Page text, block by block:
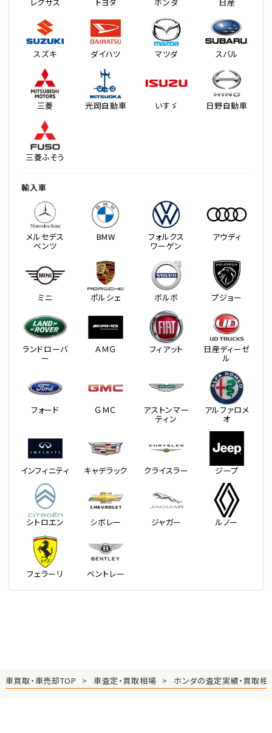
スズキ ダイハツ マツダ スバル
三菱 光岡自動車 いすゞ 日野自動車
三菱ふそう
輸入車
メルセデス
ベンツ
BMW フォルクス
ワーゲン
アウディ
ミニ ポルシェ ボルボ プジョー
ランドローバ
ー
ＡＭＧ フィアット 日産ディーゼ
ル
フォード ＧＭＣ アストンマー
ティン
アルファロメ
オ
インフィニティ キャデラック クライスラー ジープ
シトロエン シボレー ジャガー ルノー
フェラーリ ベントレー
車買取・車売却TOP 車査定・買取相場 ホンダの査定実績・買取相